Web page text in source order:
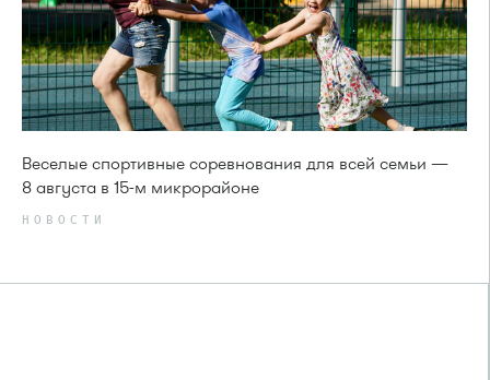
Веселые спортивные соревнования для всей семьи —
8 августа в 15-м микрорайоне
НОВОСТИ